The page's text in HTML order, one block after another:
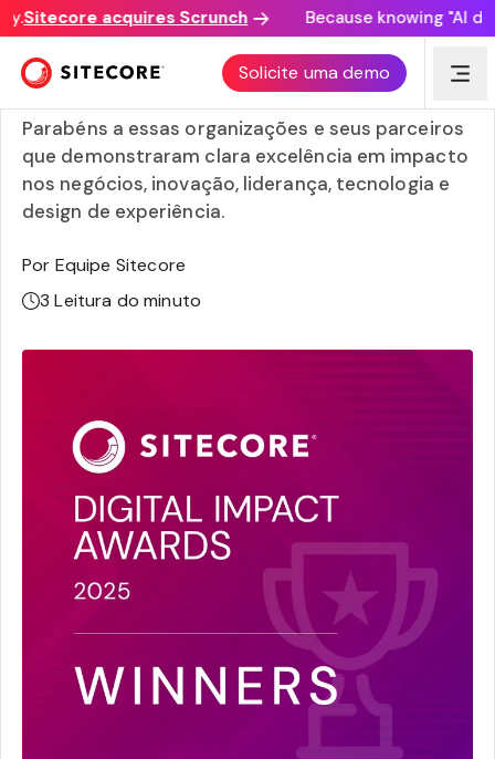
Sitecore acquires Scrunch Because knowing "AI
Solicite uma demo
Conheça os vencedores dos Sitecore Digital Impact
Awards 2025
Parabéns a essas organizações e seus parceiros
que demonstraram clara excelência em impacto
nos negócios, inovação, liderança, tecnologia e
design de experiência.
Por Equipe Sitecore
3 Leitura do minuto